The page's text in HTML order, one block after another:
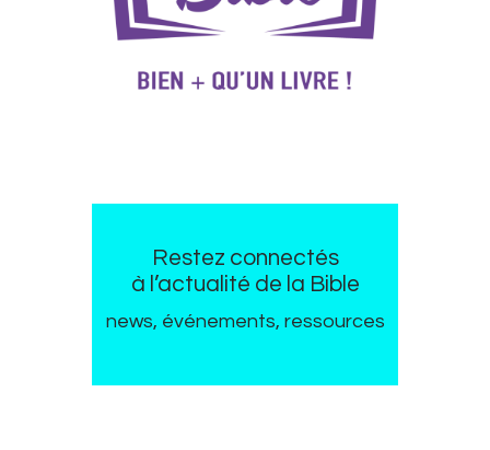
Restez connectés
à l’actualité de la Bible
news, événements, ressources